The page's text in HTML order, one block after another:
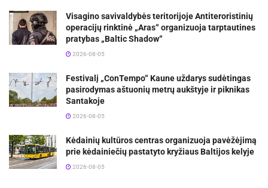
Visagino savivaldybės teritorijoje Antiteroristinių
operacijų rinktinė „Aras“ organizuoja tarptautines
pratybas „Baltic Shadow“
2026-08-05
Festivalį „ConTempo“ Kaune uždarys sudėtingas
pasirodymas aštuonių metrų aukštyje ir piknikas
Santakoje
2026-08-05
Kėdainių kultūros centras organizuoja pavėžėjimą
prie kėdainiečių pastatyto kryžiaus Baltijos kelyje
2026-08-05